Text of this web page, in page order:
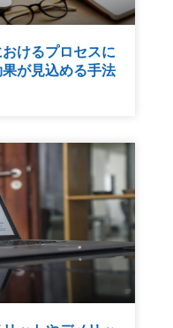
けるプロセスに
が見込める手法